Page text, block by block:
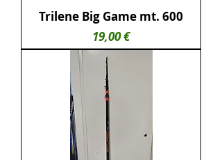
Trilene Big Game mt. 600
Prezzo
19,00 €